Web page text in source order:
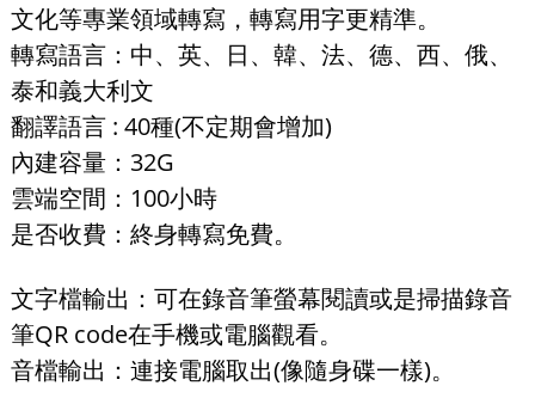
文化等專業領域轉寫，轉寫用字更精準。
轉寫語言：中、英、日、韓、法、德、西、俄、
泰和義大利文
翻譯語言 : 40種(不定期會增加)
內建容量：32G
雲端空間：100小時
是否收費：終身轉寫免費。
文字檔輸出：可在錄音筆螢幕閱讀或是掃描錄音
筆QR code在手機或電腦觀看。
音檔輸出：連接電腦取出(像隨身碟一樣)。